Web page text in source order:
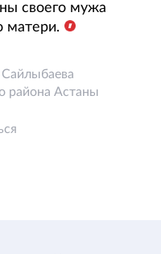
своего мужа
матери.
района Астаны